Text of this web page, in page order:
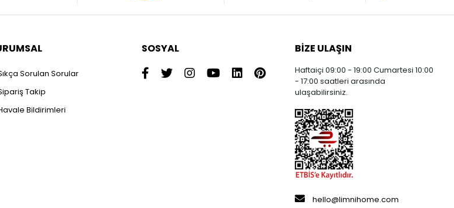
Sorulan Sorular
Takip
Bildirimleri
SOSYAL BIZE ULAŞIN
Haftaiçi 09:00 - 19:00 Cumartesi 10:00
- 17:00 saatleri arasında
ulaşabilirsiniz.
hello@limnihome.com